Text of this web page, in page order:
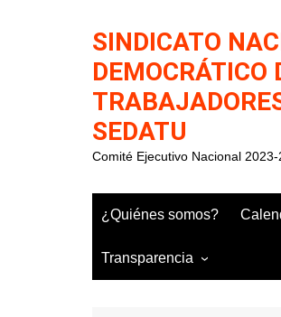
SINDICATO
DEMOCRÁTICO
SEDATU
Comité Ejecutivo Nacional
¿Quiénes somos?
Transparencia